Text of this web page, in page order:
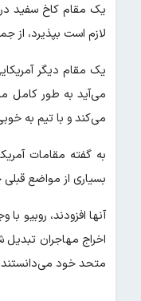
یک مقام کاخ سفید
لازم است بپذیرد، از
یک مقام دیگر
می‌آید به طور کامل
می‌کند و با تیم به
به گفته مقامات
بسیاری از مواضع
آنها افزودند، روبیو
اخراج مهاجران
متحد خود